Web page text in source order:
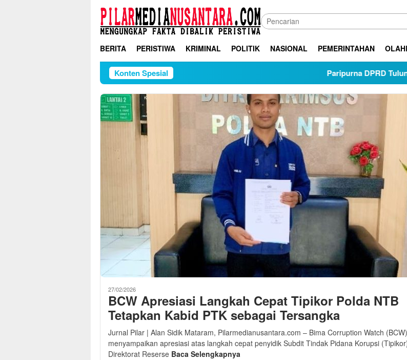
Loncat
konten
BERITA PERISTIWA KRIMINAL POLITIK NASIONAL PEMERINTAHAN
Konten Spesial Paripurna DPRD
27/02/2026
BCW Apresiasi Langkah Cepat Tipikor Polda NTB
Tetapkan Kabid PTK sebagai Tersangka
Jurnal Pilar | Alan Sidik Mataram, Pilarmedianusantara.com – Bima Corruption Watch (BCW)
menyampaikan apresiasi atas langkah cepat penyidik Subdit Tindak Pidana Korupsi
Direktorat Reserse Baca Selengkapnya